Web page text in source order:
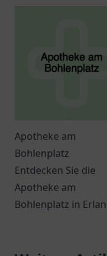
Wohlbefinden.
Apotheke am
Bohlenplatz
Entdecken Sie die
Apotheke am
Bohlenplatz in